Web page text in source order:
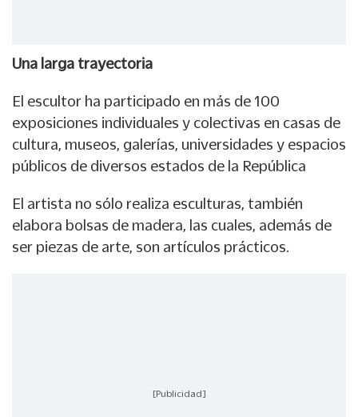
Una larga trayectoria
El escultor ha participado en más de 100
exposiciones individuales y colectivas en casas de
cultura, museos, galerías, universidades y espacios
públicos de diversos estados de la República
El artista no sólo realiza esculturas, también
elabora bolsas de madera, las cuales, además de
ser piezas de arte, son artículos prácticos.
[Publicidad]